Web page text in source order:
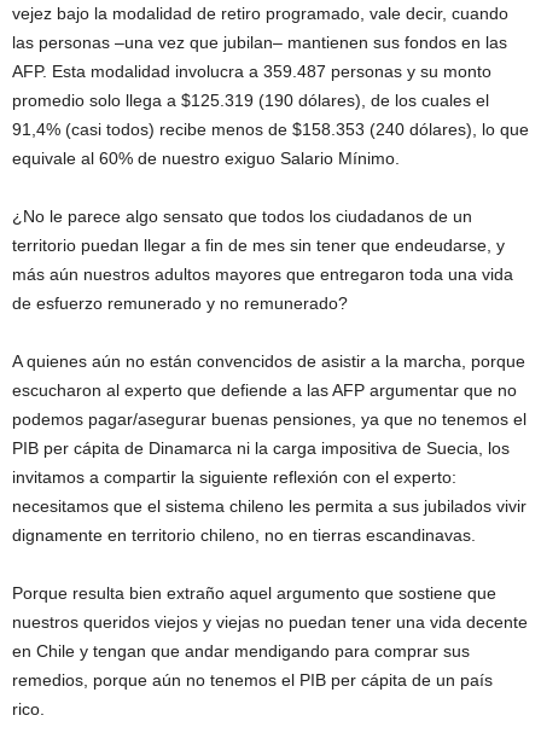
vejez bajo la modalidad de retiro programado, vale decir, cuando
las personas –una vez que jubilan– mantienen sus fondos en las
AFP. Esta modalidad involucra a 359.487 personas y su monto
promedio solo llega a $125.319 (190 dólares), de los cuales el
91,4% (casi todos) recibe menos de $158.353 (240 dólares), lo que
equivale al 60% de nuestro exiguo Salario Mínimo.
¿No le parece algo sensato que todos los ciudadanos de un
territorio puedan llegar a fin de mes sin tener que endeudarse, y
más aún nuestros adultos mayores que entregaron toda una vida
de esfuerzo remunerado y no remunerado?
A quienes aún no están convencidos de asistir a la marcha, porque
escucharon al experto que defiende a las AFP argumentar que no
podemos pagar/asegurar buenas pensiones, ya que no tenemos el
PIB per cápita de Dinamarca ni la carga impositiva de Suecia, los
invitamos a compartir la siguiente reflexión con el experto:
necesitamos que el sistema chileno les permita a sus jubilados vivir
dignamente en territorio chileno, no en tierras escandinavas.
Porque resulta bien extraño aquel argumento que sostiene que
nuestros queridos viejos y viejas no puedan tener una vida decente
en Chile y tengan que andar mendigando para comprar sus
remedios, porque aún no tenemos el PIB per cápita de un país
rico.